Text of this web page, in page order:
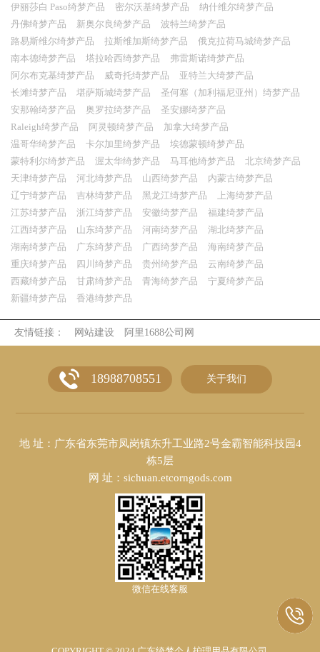
伊丽莎白 Paso绮梦产品
密尔沃基绮梦产品
纳什维尔绮梦产品
丹佛绮梦产品
新奥尔良绮梦产品
波特兰绮梦产品
路易斯维尔绮梦产品
拉斯维加斯绮梦产品
俄克拉荷马城绮梦产品
南本德绮梦产品
塔拉哈西绮梦产品
弗雷斯诺绮梦产品
阿尔布克基绮梦产品
威奇托绮梦产品
亚特兰大绮梦产品
长滩绮梦产品
堪萨斯城绮梦产品
圣何塞（加利福尼亚州）绮梦产品
安那翰绮梦产品
奥罗拉绮梦产品
圣安娜绮梦产品
Raleigh绮梦产品
阿灵顿绮梦产品
加拿大绮梦产品
温哥华绮梦产品
卡尔加里绮梦产品
埃德蒙顿绮梦产品
蒙特利尔绮梦产品
渥太华绮梦产品 马耳他绮梦产品
北京绮梦产品
天津绮梦产品
河北绮梦产品 山西绮梦产品
内蒙古绮梦产品
辽宁绮梦产品
吉林绮梦产品 黑龙江绮梦产品
上海绮梦产品
江苏绮梦产品
浙江绮梦产品 安徽绮梦产品
福建绮梦产品
江西绮梦产品
山东绮梦产品 河南绮梦产品
湖北绮梦产品
湖南绮梦产品
广东绮梦产品 广西绮梦产品
海南绮梦产品
重庆绮梦产品
四川绮梦产品 贵州绮梦产品
云南绮梦产品
西藏绮梦产品
甘肃绮梦产品 青海绮梦产品
宁夏绮梦产品
新疆绮梦产品
香港绮梦产品
友情链接： 网站建设 阿里1688公司网
18988708551 关于我们
地 址：广东省东莞市凤岗镇东升工业路2号金霸智能科技园4
栋5层
网 址：sichuan.etcorngods.com
微信在线客服